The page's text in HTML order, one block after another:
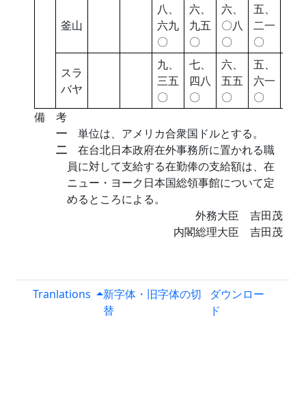
釜山
八、
六九
〇
六、
九五
〇
六、
〇八
〇
五、
二一
〇
スラ
バヤ
九、
三五
〇
七、
四八
〇
六、
五五
〇
五、
六一
〇
備 考
一 単位は、アメリカ合衆国ドルとする。
二 在台北日本政府在外事務所に置かれる職
員に対して支給する在勤俸の支給額は、在
ニュー・ヨーク日本国総領事館について定
めるところによる。
外務大臣 吉田茂
内閣総理大臣 吉田茂
Tranlations
新字体・旧字体の切
替
ダウンロー
ド